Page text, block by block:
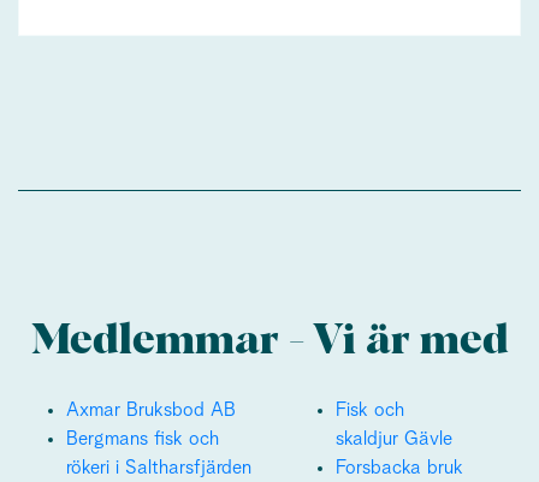
Medlemmar - Vi är med
Axmar Bruksbod AB
Bergmans fisk och
rökeri i Saltharsfjärden
Fisk och
skaldjur Gävle
Forsbacka bruk